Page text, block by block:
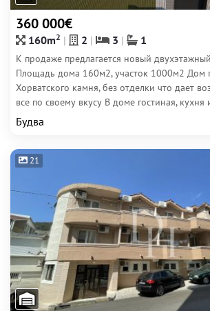
360 000€
160m2 2 3 1
К продаже предлагается новый
Площадь дома 160м2, участок 1000м2 Дом
Хорватского камня, без отделки что дает
все по своему вкусу В доме гостиная, кухня
Будва
21